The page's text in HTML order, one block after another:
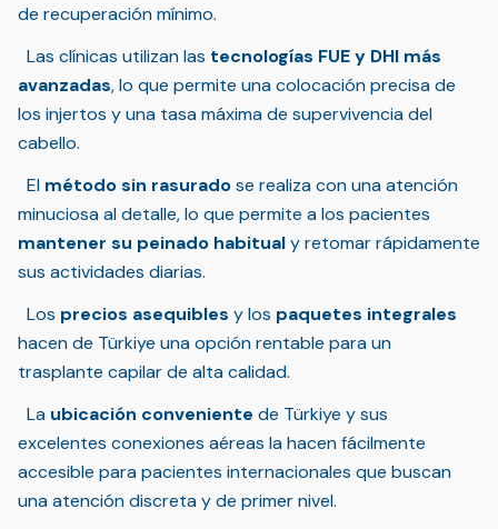
de recuperación mínimo.
Las clínicas utilizan las tecnologías FUE y DHI más
avanzadas, lo que permite una colocación precisa de
los injertos y una tasa máxima de supervivencia del
cabello.
El método sin rasuradose realiza con una atención
minuciosa al detalle, lo que permite a los pacientes
mantener su peinado habitualy retomar rápidamente
sus actividades diarias.
Los precios asequibles y los paquetes integrales
hacen de Türkiye una opción rentable para un
trasplante capilar de alta calidad.
La ubicación conveniente de Türkiye y sus
excelentes conexiones aéreas la hacen fácilmente
accesible para pacientes internacionales que buscan
una atención discreta y de primer nivel.